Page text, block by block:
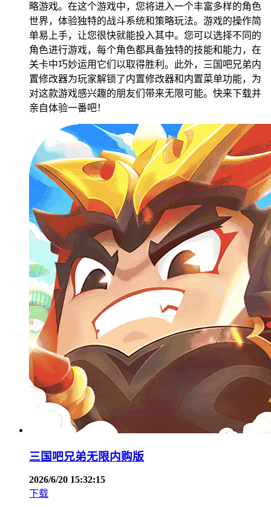
略游戏。在这个游戏中，您将进入一个丰富多样的角色
世界，体验独特的战斗系统和策略玩法。游戏的操作简
单易上手，让您很快就能投入其中。您可以选择不同的
角色进行游戏，每个角色都具备独特的技能和能力，在
关卡中巧妙运用它们以取得胜利。此外，三国吧兄弟内
置修改器为玩家解锁了内置修改器和内置菜单功能，为
对这款游戏感兴趣的朋友们带来无限可能。快来下载并
亲自体验一番吧！
三国吧兄弟无限内购版
2026/6/20 15:32:15
下载